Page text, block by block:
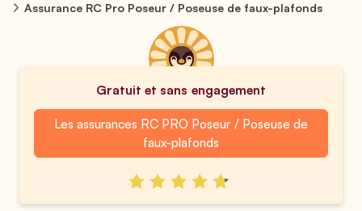
Assurance RC Pro Poseur / Poseuse de faux-plafonds
Gratuit et sans engagement
Les assurances RC PRO Poseur / Poseuse de
faux-plafonds